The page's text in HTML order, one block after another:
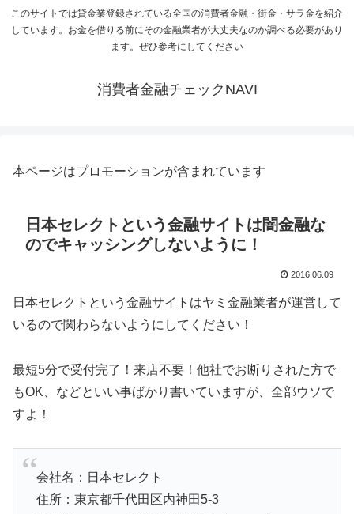
このサイトでは貸金業登録されている全国の消費者金融・街金・サラ金を紹介
しています。お金を借りる前にその金融業者が大丈夫なのか調べる必要があり
ます。ぜひ参考にしてください
消費者金融チェックNAVI
本ページはプロモーションが含まれています
日本セレクトという金融サイトは闇金融な
のでキャッシングしないように！
2016.06.09
日本セレクトという金融サイトはヤミ金融業者が運営して
いるので関わらないようにしてください！
最短5分で受付完了！来店不要！他社でお断りされた方で
もOK、などといい事ばかり書いていますが、全部ウソで
すよ！
会社名：日本セレクト
住所：東京都千代田区内神田5-3